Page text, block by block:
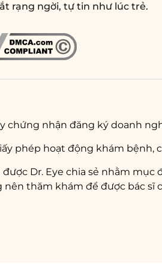
rạng ngời, tự tin như lúc trẻ.
chứng nhận đăng ký doanh
phép hoạt động khám bệnh,
Dr. Eye chia sẻ nhằm
nên thăm khám để được bác sĩ